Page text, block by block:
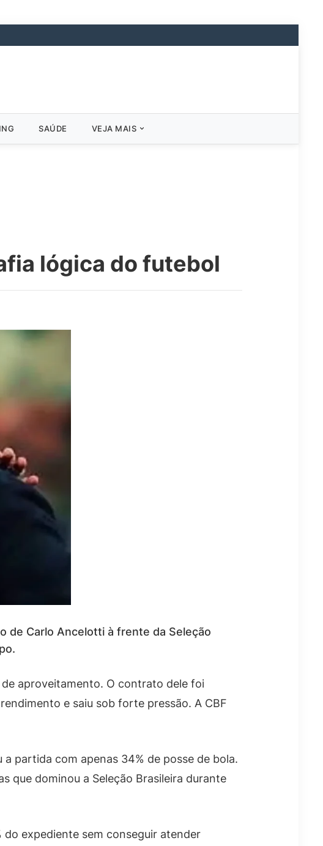
SAÚDE VEJA MAIS
lógica do futebol
de Carlo Ancelotti à frente da Seleção
aproveitamento. O contrato dele foi
e saiu sob forte pressão. A CBF
partida com apenas 34% de posse de bola.
que dominou a Seleção Brasileira durante
do expediente sem conseguir atender